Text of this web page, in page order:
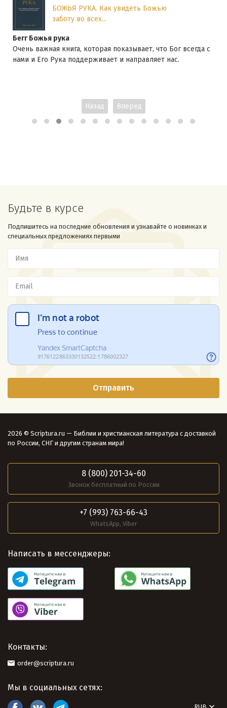
БОЖЬЯ РУКА. Как увидеть Божью
заботу во всех...
Бегг Божья рука
Очень важная книга, которая показывает, что Бог всегда с
нами и Его Рука поддерживает и направляет нас.
Назад Вперед
Будьте в курсе
Подпишитесь на последние обновления и узнавайте о новинках и
специальных предложениях первыми
2026 © Scriptura.ru — Библии и христианская литература с доставкой
по России, СНГ и другим странам мира!
8 (800) 201-34-60
Звонок бесплатный по России
+7 (993) 763-66-43
WhatsApp, Viber
Написать в мессенджеры:
Контакты:
order@scriptura.ru
Мы в социальных сетях:
RUB